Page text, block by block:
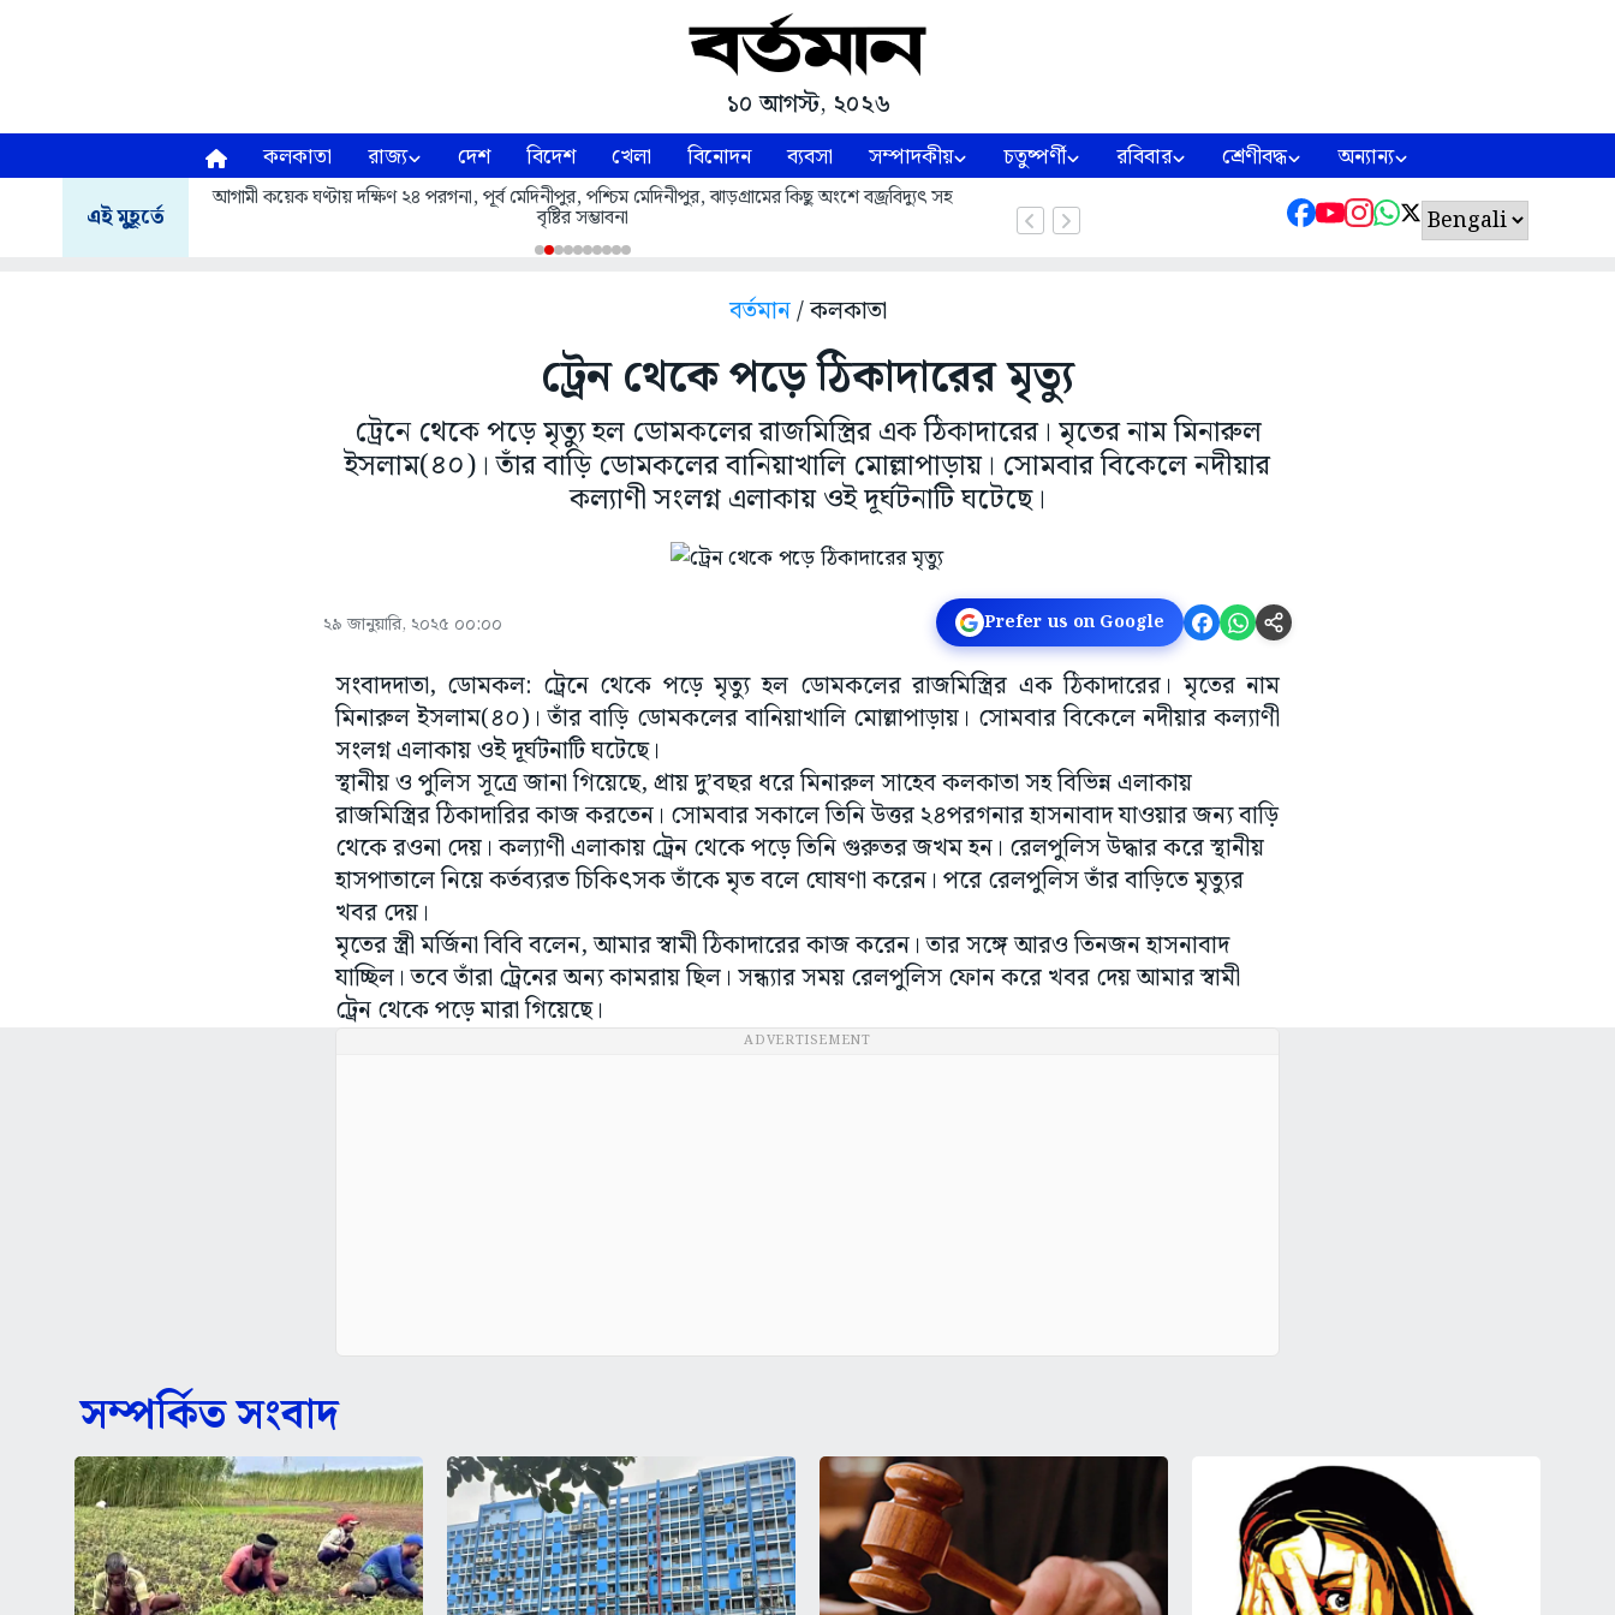
১০ আগস্ট, ২০২৬
কলকাতা রাজ্য দেশ বিদেশ খেলা বিনোদন ব্যবসা সম্পাদকীয় চতুষ্পর্ণী রবিবার শ্রেণীবদ্ধ অন্যান্য
এই মুহূর্তে
আগামী কয়েক ঘণ্টায় দক্ষিণ ২৪ পরগনা, পূর্ব মেদিনীপুর, পশ্চিম মেদিনীপুর, ঝাড়গ্রামের কিছু অংশে বজ্রবিদ্যুৎ সহ
বৃষ্টির সম্ভাবনা
বর্তমান/ কলকাতা
ট্রেন থেকে পড়ে ঠিকাদারের মৃত্যু
ট্রেনে থেকে পড়ে মৃত্যু হল ডোমকলের রাজমিস্ত্রির এক ঠিকাদারের। মৃতের নাম মিনারুল
ইসলাম(৪০)। তাঁর বাড়ি ডোমকলের বানিয়াখালি মোল্লাপাড়ায়। সোমবার বিকেলে নদীয়ার
কল্যাণী সংলগ্ন এলাকায় ওই দূর্ঘটনাটি ঘটেছে।
২৯ জানুয়ারি, ২০২৫ ০০:০০ Prefer us on Google
সংবাদদাতা, ডোমকল: ট্রেনে থেকে পড়ে মৃত্যু হল ডোমকলের রাজমিস্ত্রির এক ঠিকাদারের। মৃতের নাম
মিনারুল ইসলাম(৪০)। তাঁর বাড়ি ডোমকলের বানিয়াখালি মোল্লাপাড়ায়। সোমবার বিকেলে নদীয়ার কল্যাণী
সংলগ্ন এলাকায় ওই দূর্ঘটনাটি ঘটেছে।
স্থানীয় ও পুলিস সূত্রে জানা গিয়েছে, প্রায় দু’বছর ধরে মিনারুল সাহেব কলকাতা সহ বিভিন্ন এলাকায়
রাজমিস্ত্রির ঠিকাদারির কাজ করতেন। সোমবার সকালে তিনি উত্তর ২৪পরগনার হাসনাবাদ যাওয়ার জন্য বাড়ি
থেকে রওনা দেয়। কল্যাণী এলাকায় ট্রেন থেকে পড়ে তিনি গুরুতর জখম হন। রেলপুলিস উদ্ধার করে স্থানীয়
হাসপাতালে নিয়ে কর্তব্যরত চিকিৎসক তাঁকে মৃত বলে ঘোষণা করেন। পরে রেলপুলিস তাঁর বাড়িতে মৃত্যুর
খবর দেয়।
মৃতের স্ত্রী মর্জিনা বিবি বলেন, আমার স্বামী ঠিকাদারের কাজ করেন। তার সঙ্গে আরও তিনজন হাসনাবাদ
যাচ্ছিল। তবে তাঁরা ট্রেনের অন্য কামরায় ছিল। সন্ধ্যার সময় রেলপুলিস ফোন করে খবর দেয় আমার স্বামী
ট্রেন থেকে পড়ে মারা গিয়েছে।
ADVERTISEMENT
সম্পর্কিত সংবাদ